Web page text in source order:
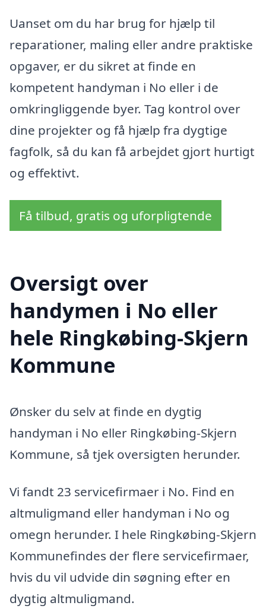
Uanset om du har brug for hjælp til
reparationer, maling eller andre praktiske
opgaver, er du sikret at finde en
kompetent handyman i No eller i de
omkringliggende byer. Tag kontrol over
dine projekter og få hjælp fra dygtige
fagfolk, så du kan få arbejdet gjort hurtigt
og effektivt.
Få tilbud, gratis og uforpligtende
Oversigt over
handymen i No eller
hele Ringkøbing-Skjern
Kommune
Ønsker du selv at finde en dygtig
handyman i No eller Ringkøbing-Skjern
Kommune, så tjek oversigten herunder.
Vi fandt 23 servicefirmaer i No. Find en
altmuligmand eller handyman i No og
omegn herunder. I hele Ringkøbing-Skjern
Kommunefindes der flere servicefirmaer,
hvis du vil udvide din søgning efter en
dygtig altmuligmand.